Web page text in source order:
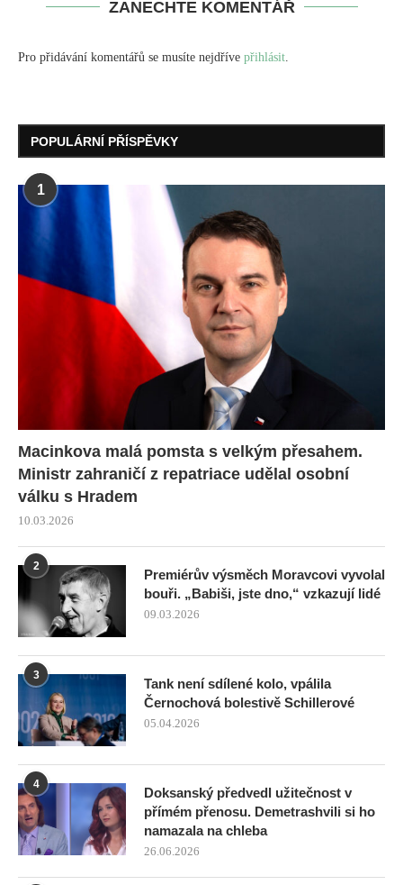
ZANECHTE KOMENTÁŘ
Pro přidávání komentářů se musíte nejdříve přihlásit.
POPULÁRNÍ PŘÍSPĚVKY
1
Macinkova malá pomsta s velkým přesahem.
Ministr zahraničí z repatriace udělal osobní
válku s Hradem
10.03.2026
2
Premiérův výsměch Moravcovi vyvolal
bouři. „Babiši, jste dno,“ vzkazují lidé
09.03.2026
3
Tank není sdílené kolo, vpálila
Černochová bolestivě Schillerové
05.04.2026
4
Doksanský předvedl užitečnost v
přímém přenosu. Demetrashvili si ho
namazala na chleba
26.06.2026